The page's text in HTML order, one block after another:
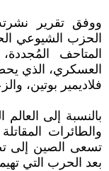
ووفق تقرير
الحزب الشيوعي
المتاحف
العسكري، الذي
فلاديمير بوتين،
بالنسبة إلى
والطائرات
تسعى الصين إلى
بعد الحرب التي